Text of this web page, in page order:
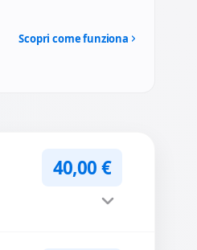
Scopri come funziona
40,00€